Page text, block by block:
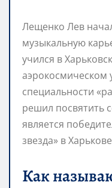
Лещенко Лев
музыкальную
учился в
аэрокосмическом
специальности
решил посвятить
является
звезда» в
Как